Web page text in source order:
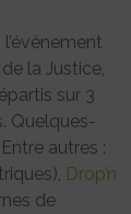
la Justice,
sur 3
Quelques-
autres :
Drop’n
de